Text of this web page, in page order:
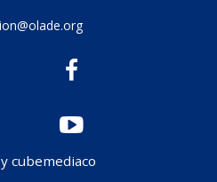
cubemediaco